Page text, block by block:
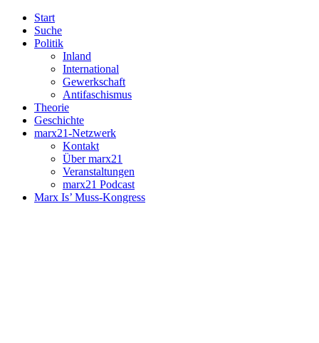
Start
Suche
Politik
Inland
International
Gewerkschaft
Antifaschismus
Theorie
Geschichte
marx21-Netzwerk
Kontakt
Über marx21
Veranstaltungen
marx21 Podcast
Marx Is’ Muss-Kongress